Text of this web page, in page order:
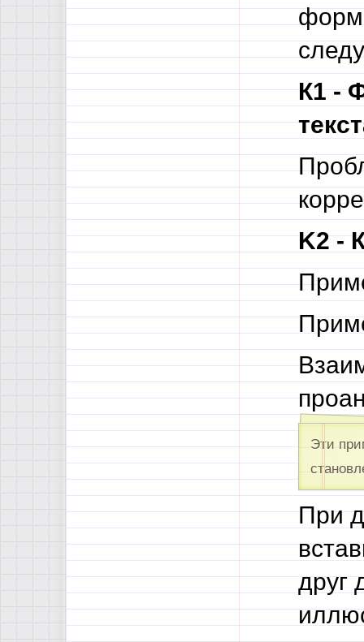
К1 -
K2 -
Эти
При
друг